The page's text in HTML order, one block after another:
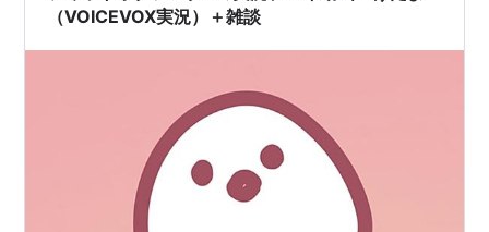
が正しく反応せず、goodかmiss判定…
（VOICEVOX実況）＋雑談